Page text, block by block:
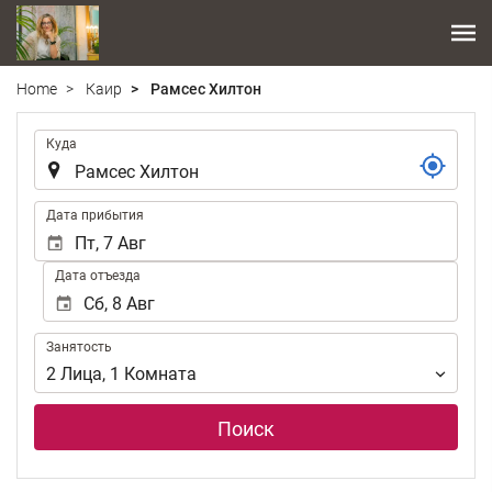
Home Каир Рамсес Хилтон
Куда
Дата прибытия
Дата отъезда
Занятость
Занятость
2 Лица, 1 Комната
Поиск